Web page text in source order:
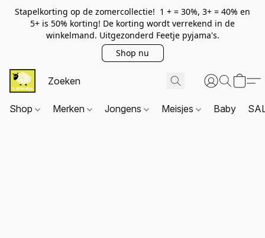
Stapelkorting op de zomercollectie! 1 + = 30%, 3+ = 40% en
5+ is 50% korting! De korting wordt verrekend in de
winkelmand. Uitgezonderd Feetje pyjama's.
Shop nu
Shop Merken Jongens Meisjes Baby